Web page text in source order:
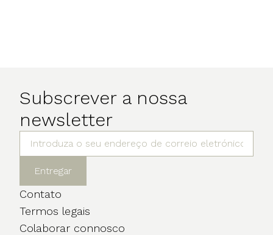
Subscrever a nossa
newsletter
Entregar
Contato
Termos legais
Colaborar connosco